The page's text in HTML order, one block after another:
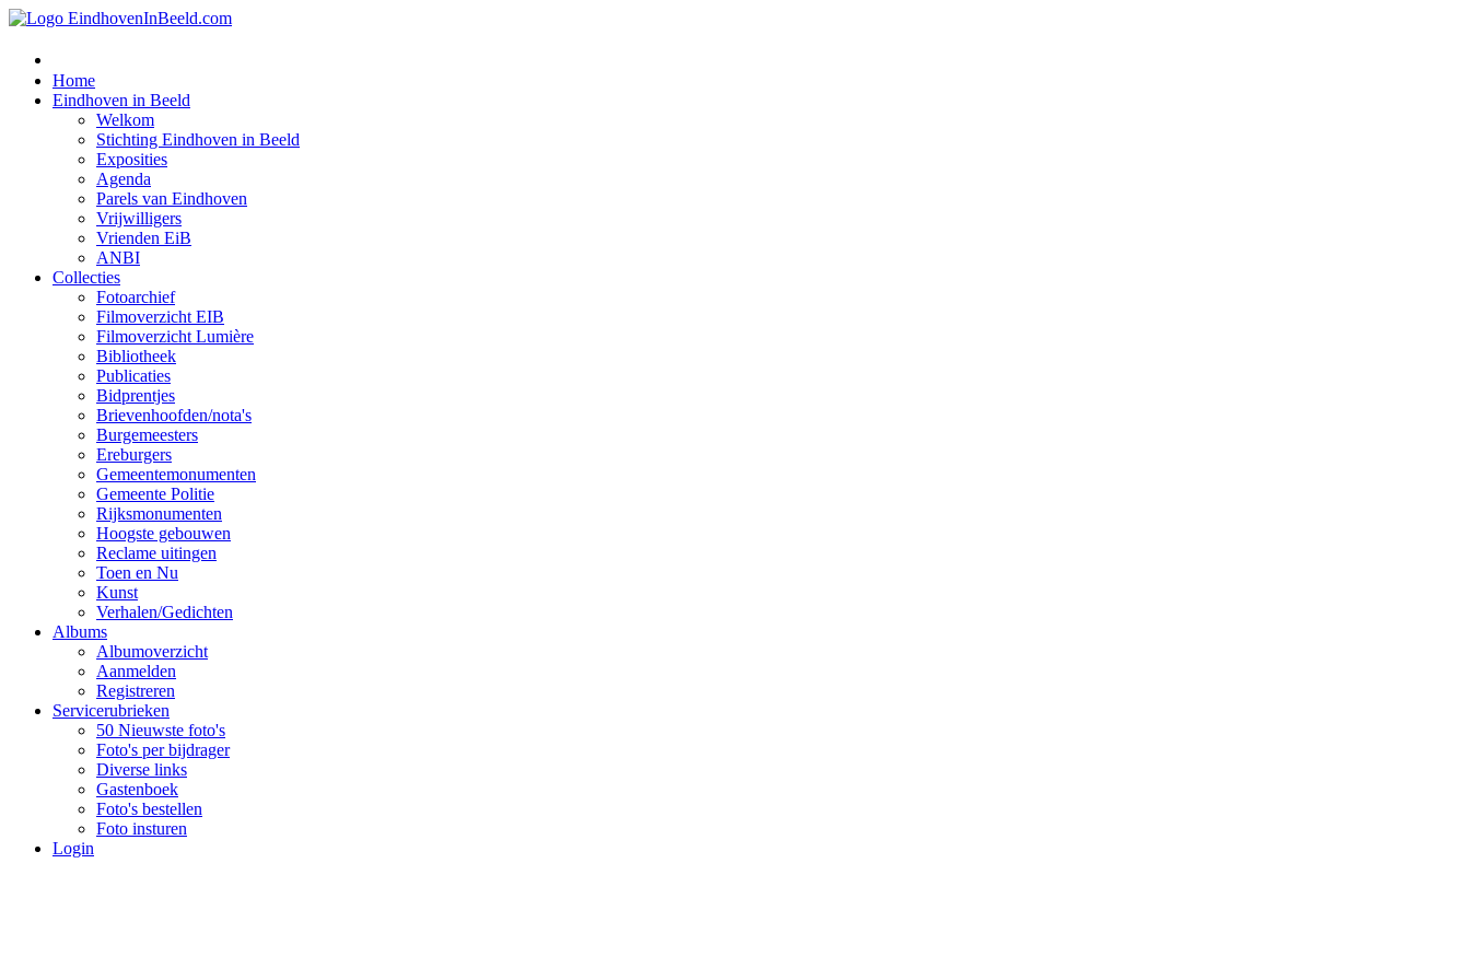
Home
Eindhoven in Beeld
Welkom
Stichting Eindhoven in Beeld
Exposities
Agenda
Parels van Eindhoven
Vrijwilligers
Vrienden EiB
ANBI
Collecties
Fotoarchief
Filmoverzicht EIB
Filmoverzicht Lumière
Bibliotheek
Publicaties
Bidprentjes
Brievenhoofden/nota's
Burgemeesters
Ereburgers
Gemeentemonumenten
Gemeente Politie
Rijksmonumenten
Hoogste gebouwen
Reclame uitingen
Toen en Nu
Kunst
Verhalen/Gedichten
Albums
Albumoverzicht
Aanmelden
Registreren
Servicerubrieken
50 Nieuwste foto's
Foto's per bijdrager
Diverse links
Gastenboek
Foto's bestellen
Foto insturen
Login